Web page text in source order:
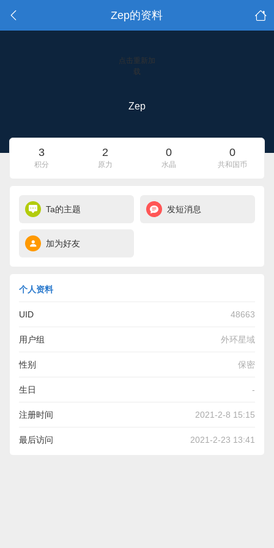
Zep的资料
点击重新加
载
Zep
3
积分
2
原力
0
水晶
0
共和国币
Ta的主题 发短消息
加为好友
个人资料
UID 48663
用户组 外环星域
性别 保密
生日 -
注册时间 2021-2-8 15:15
最后访问 2021-2-23 13:41